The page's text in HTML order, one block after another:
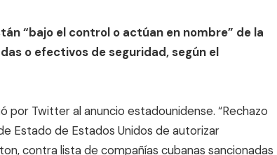
“bajo el control o actúan en nombre” de la
o efectivos de seguridad, según el
por Twitter al anuncio estadounidense. “Rechazo
Estado de Estados Unidos de autorizar
contra lista de compañías cubanas sancionadas